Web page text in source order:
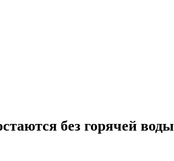
без горячей воды